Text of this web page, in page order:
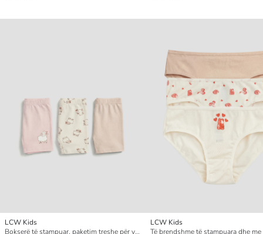
LCW Kids
Bokserë të stampuar, paketim treshe për vajza të vogla
LCW Kids